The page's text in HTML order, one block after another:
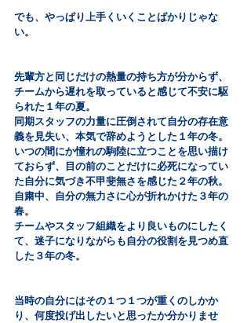
でも、やっぱり上手くいくことばかりじゃな
い。
先輩方と同じだけの熱量の持ち方が分からず、
チームから遅れを取っていると感じて不安に駆
られた１年の夏。
同期スタッフの力量に圧倒されて自分の存在意
義を見失い、本気で辞めようとした１年の冬。
いつの間にか憧れの駒陸に立つことを思い描け
ておらず、目の前のことだけに必死になってい
た自分に気づき不甲斐無さを感じた２年の秋。
自粛中、自分の無力さに心が折れかけた３年の
春。
チームやスタッフ組織をより良いものにしたく
て、迷子になりながらも自分の役割を見つめ直
した３年の冬。
当時の自分にはその１つ１つが重くのしかか
り、何度投げ出したいと思ったか分かりませ